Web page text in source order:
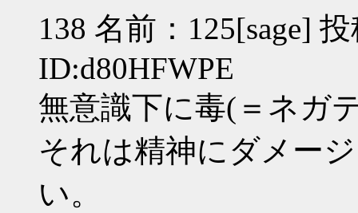
138 名前：125[sage]
ID:d80HFWPE
無意識下に毒(＝ネガ
それは精神にダメー
い。